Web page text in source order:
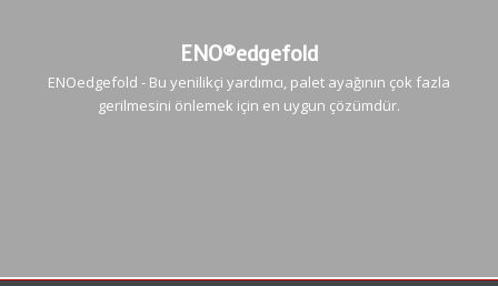
ENO®edgefold
ENOedgefold - Bu yenilikçi yardımcı, palet ayağının çok fazla
gerilmesini önlemek için en uygun çözümdür.